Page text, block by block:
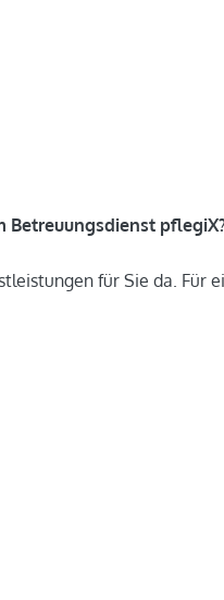
Betreuungsdienst
für Sie da. Für